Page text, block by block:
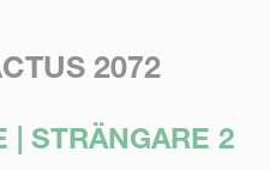
2072
| STRÄNGARE 2